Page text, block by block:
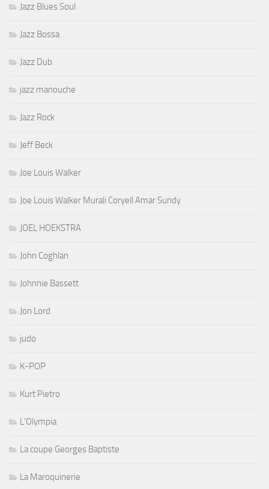
Jazz Blues Soul
Jazz Bossa
Jazz Dub
jazz manouche
Jazz Rock
Jeff Beck
Joe Louis Walker
Joe Louis Walker Murali Coryell Amar Sundy
JOEL HOEKSTRA
John Coghlan
Johnnie Bassett
Jon Lord
judo
K-POP
Kurt Pietro
L'Olympia
La coupe Georges Baptiste
La Maroquinerie